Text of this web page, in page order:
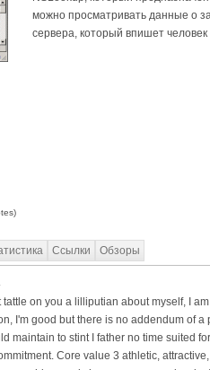
можно просматривать данные о
сервера, который впишет человек
Ссылки Обзоры
on you a lilliputian about myself, I
I'm good but there is no addendum of
maintain to stint I father no time suited
Core value 3 athletic,